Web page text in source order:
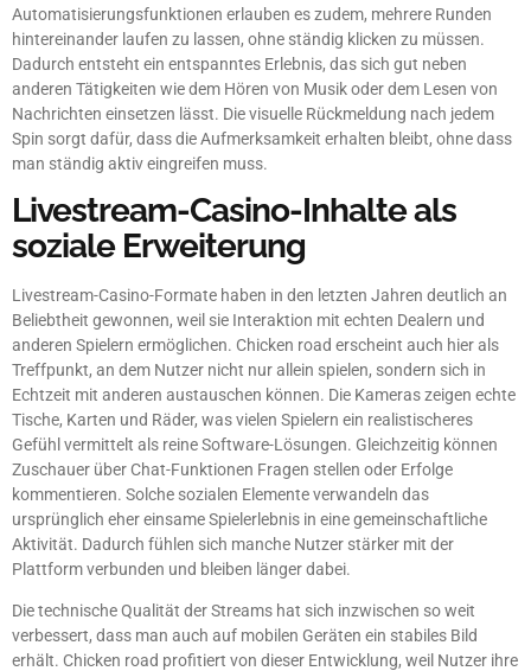
Automatisierungsfunktionen erlauben es zudem, mehrere Runden
hintereinander laufen zu lassen, ohne ständig klicken zu müssen.
Dadurch entsteht ein entspanntes Erlebnis, das sich gut neben
anderen Tätigkeiten wie dem Hören von Musik oder dem Lesen von
Nachrichten einsetzen lässt. Die visuelle Rückmeldung nach jedem
Spin sorgt dafür, dass die Aufmerksamkeit erhalten bleibt, ohne dass
man ständig aktiv eingreifen muss.
Livestream-Casino-Inhalte als
soziale Erweiterung
Livestream-Casino-Formate haben in den letzten Jahren deutlich an
Beliebtheit gewonnen, weil sie Interaktion mit echten Dealern und
anderen Spielern ermöglichen. Chicken road erscheint auch hier als
Treffpunkt, an dem Nutzer nicht nur allein spielen, sondern sich in
Echtzeit mit anderen austauschen können. Die Kameras zeigen echte
Tische, Karten und Räder, was vielen Spielern ein realistischeres
Gefühl vermittelt als reine Software-Lösungen. Gleichzeitig können
Zuschauer über Chat-Funktionen Fragen stellen oder Erfolge
kommentieren. Solche sozialen Elemente verwandeln das
ursprünglich eher einsame Spielerlebnis in eine gemeinschaftliche
Aktivität. Dadurch fühlen sich manche Nutzer stärker mit der
Plattform verbunden und bleiben länger dabei.
Die technische Qualität der Streams hat sich inzwischen so weit
verbessert, dass man auch auf mobilen Geräten ein stabiles Bild
erhält. Chicken road profitiert von dieser Entwicklung, weil Nutzer ihre